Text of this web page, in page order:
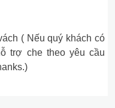
( Nếu quý khách có
trợ che theo yêu cầu